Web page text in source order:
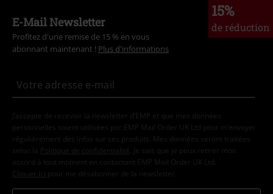
15%
de réduction
E-Mail Newsletter
Profitez d'une remise de 15 % en vous
abonnant maintenant ! Plus d'informations
J’accepte de recevoir la newsletter d’EMP et que mes données
personnelles soient utilisées par EMP Mail Order UK Ltd pour m’envoyer
régulièrement des infos sur ses produits. Mes données seront traitées
selon la
Politique de confidentialité . Je sais que je peux retirer mon
accord à tout moment en contactant EMP Mail Order UK Ltd.
Cliquer ici pour me désabonner de la newsletter.